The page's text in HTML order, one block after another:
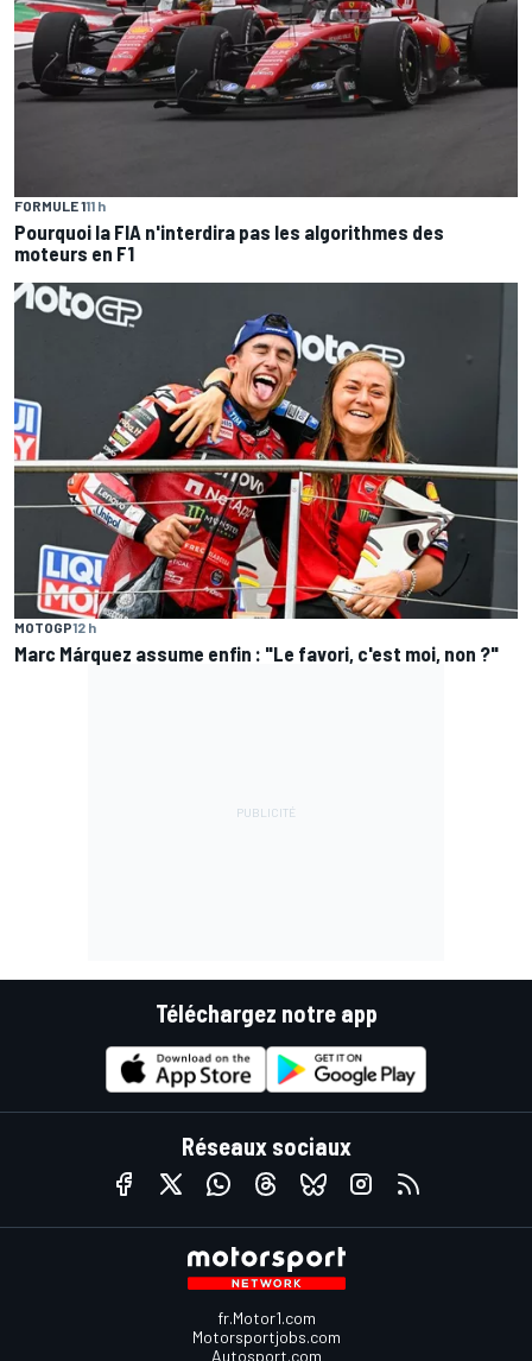
FORMULE 111 h
Pourquoi la FIA n'interdira pas les algorithmes des
moteurs en F1
MOTOGP12 h
Marc Márquez assume enfin : "Le favori, c'est moi, non ?"
Téléchargez notre app
Réseaux sociaux
fr.Motor1.com
Motorsportjobs.com
Autosport.com